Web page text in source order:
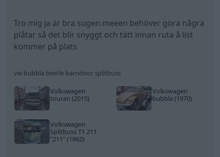
Tro mig ja är bra sugen.meeen behöver göra några
plåtar så det blir snyggt och tätt innan ruta å list
kommer på plats
vw bubbla beetle barndoor splitbuss
Volkswagen
touran (2015)
Volkswagen
bubbla (1970)
Volkswagen
Splitbuss T1 211
"211"(1962)